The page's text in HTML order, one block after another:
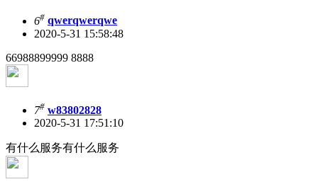
6# qwerqwerqwe
2020-5-31 15:58:48
66988899999 8888
7# w83802828
2020-5-31 17:51:10
有什么服务有什么服务